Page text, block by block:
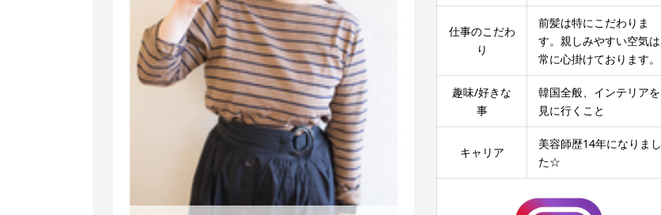
仕事のこだわ
り
前髪は特にこだわりま
す。親しみやすい空気は
常に心掛けております。
趣味/好きな
事
韓国全般、インテリアを
見に行くこと
キャリア
美容師歴14年になりまし
た☆